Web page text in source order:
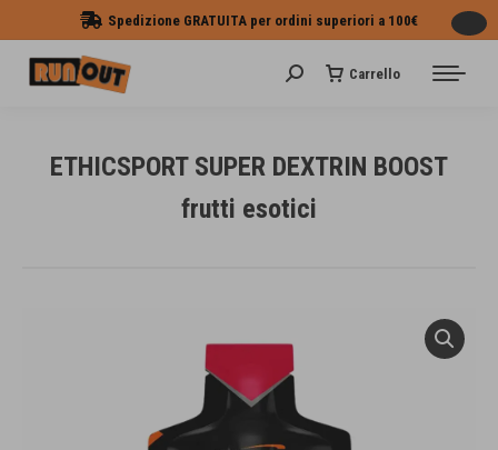
Spedizione GRATUITA per ordini superiori a 100€
Cerca: Carrello
ETHICSPORT SUPER DEXTRIN BOOST
frutti esotici